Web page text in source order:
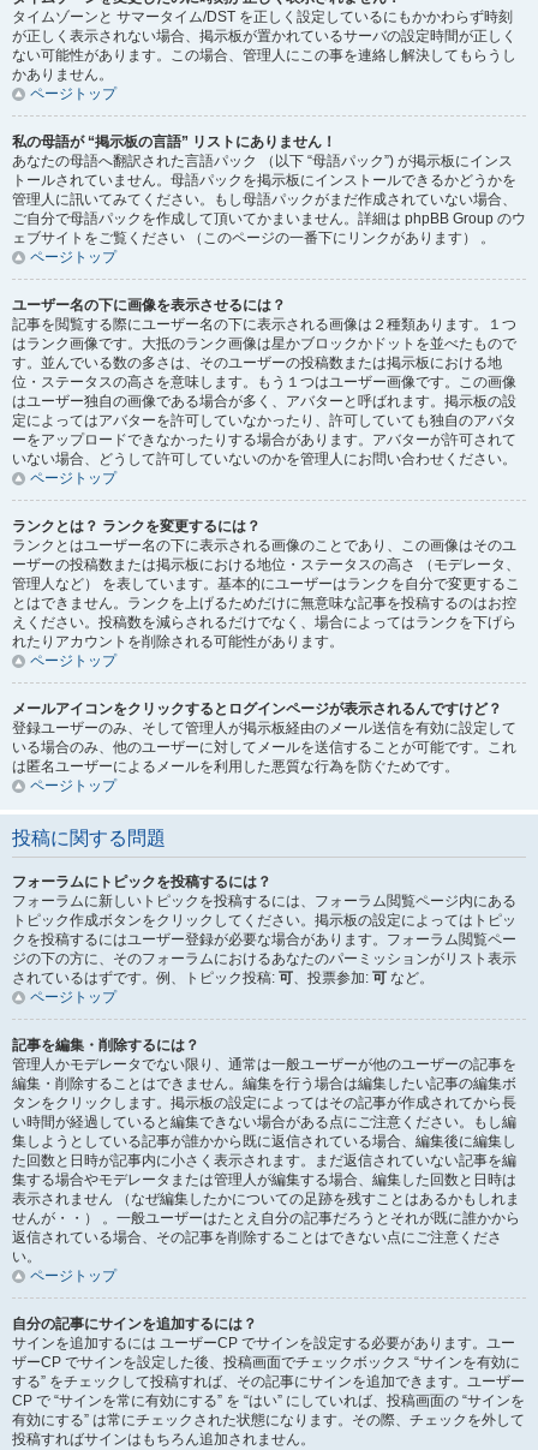
タイムゾーンと サマータイム/DST を正しく設定しているにもかかわらず時刻
が正しく表示されない場合、掲示板が置かれているサーバの設定時間が正しく
ない可能性があります。この場合、管理人にこの事を連絡し解決してもらうし
かありません。
ページトップ
私の母語が “掲示板の言語” リストにありません！
あなたの母語へ翻訳された言語パック （以下 “母語パック”) が掲示板にインス
トールされていません。母語パックを掲示板にインストールできるかどうかを
管理人に訊いてみてください。もし母語パックがまだ作成されていない場合、
ご自分で母語パックを作成して頂いてかまいません。詳細は phpBB Group のウ
ェブサイトをご覧ください （このページの一番下にリンクがあります） 。
ページトップ
ユーザー名の下に画像を表示させるには？
記事を閲覧する際にユーザー名の下に表示される画像は２種類あります。１つ
はランク画像です。大抵のランク画像は星かブロックかドットを並べたもので
す。並んでいる数の多さは、そのユーザーの投稿数または掲示板における地
位・ステータスの高さを意味します。もう１つはユーザー画像です。この画像
はユーザー独自の画像である場合が多く、アバターと呼ばれます。掲示板の設
定によってはアバターを許可していなかったり、許可していても独自のアバタ
ーをアップロードできなかったりする場合があります。アバターが許可されて
いない場合、どうして許可していないのかを管理人にお問い合わせください。
ページトップ
ランクとは？ ランクを変更するには？
ランクとはユーザー名の下に表示される画像のことであり、この画像はそのユ
ーザーの投稿数または掲示板における地位・ステータスの高さ （モデレータ、
管理人など） を表しています。基本的にユーザーはランクを自分で変更するこ
とはできません。ランクを上げるためだけに無意味な記事を投稿するのはお控
えください。投稿数を減らされるだけでなく、場合によってはランクを下げら
れたりアカウントを削除される可能性があります。
ページトップ
メールアイコンをクリックするとログインページが表示されるんですけど？
登録ユーザーのみ、そして管理人が掲示板経由のメール送信を有効に設定して
いる場合のみ、他のユーザーに対してメールを送信することが可能です。これ
は匿名ユーザーによるメールを利用した悪質な行為を防ぐためです。
ページトップ
投稿に関する問題
フォーラムにトピックを投稿するには？
フォーラムに新しいトピックを投稿するには、フォーラム閲覧ページ内にある
トピック作成ボタンをクリックしてください。掲示板の設定によってはトピッ
クを投稿するにはユーザー登録が必要な場合があります。フォーラム閲覧ペー
ジの下の方に、そのフォーラムにおけるあなたのパーミッションがリスト表示
されているはずです。例、トピック投稿: 可、投票参加: 可 など。
ページトップ
記事を編集・削除するには？
管理人かモデレータでない限り、通常は一般ユーザーが他のユーザーの記事を
編集・削除することはできません。編集を行う場合は編集したい記事の編集ボ
タンをクリックします。掲示板の設定によってはその記事が作成されてから長
い時間が経過していると編集できない場合がある点にご注意ください。もし編
集しようとしている記事が誰かから既に返信されている場合、編集後に編集し
た回数と日時が記事内に小さく表示されます。まだ返信されていない記事を編
集する場合やモデレータまたは管理人が編集する場合、編集した回数と日時は
表示されません （なぜ編集したかについての足跡を残すことはあるかもしれま
せんが・・） 。一般ユーザーはたとえ自分の記事だろうとそれが既に誰かから
返信されている場合、その記事を削除することはできない点にご注意くださ
い。
ページトップ
自分の記事にサインを追加するには？
サインを追加するには ユーザーCP でサインを設定する必要があります。ユー
ザーCP でサインを設定した後、投稿画面でチェックボックス “サインを有効に
する” をチェックして投稿すれば、その記事にサインを追加できます。ユーザー
CP で “サインを常に有効にする” を “はい” にしていれば、投稿画面の “サインを
有効にする” は常にチェックされた状態になります。その際、チェックを外して
投稿すればサインはもちろん追加されません。